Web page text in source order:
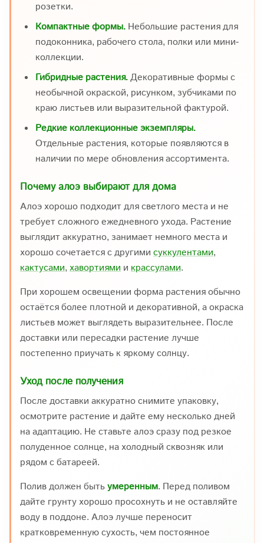
розетки.
Компактные формы. Небольшие растения для
подоконника, рабочего стола, полки или мини-
коллекции.
Гибридные растения. Декоративные формы с
необычной окраской, рисунком, зубчиками по
краю листьев или выразительной фактурой.
Редкие коллекционные экземпляры.
Отдельные растения, которые появляются в
наличии по мере обновления ассортимента.
Почему алоэ выбирают для дома
Алоэ хорошо подходит для светлого места и не
требует сложного ежедневного ухода. Растение
выглядит аккуратно, занимает немного места и
хорошо сочетается с другими суккулентами,
кактусами, хавортиями и крассулами.
При хорошем освещении форма растения обычно
остаётся более плотной и декоративной, а окраска
листьев может выглядеть выразительнее. После
доставки или пересадки растение лучше
постепенно приучать к яркому солнцу.
Уход после получения
После доставки аккуратно снимите упаковку,
осмотрите растение и дайте ему несколько дней
на адаптацию. Не ставьте алоэ сразу под резкое
полуденное солнце, на холодный сквозняк или
рядом с батареей.
Полив должен быть умеренным. Перед поливом
дайте грунту хорошо просохнуть и не оставляйте
воду в поддоне. Алоэ лучше переносит
кратковременную сухость, чем постоянное